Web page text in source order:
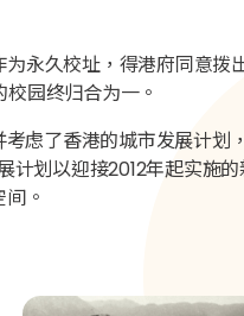
永久校址，得港府同意
园终归合为一。
虑了香港的城市发展计划
划以迎接2012年起实施
。